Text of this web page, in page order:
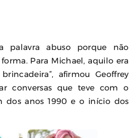
palavra abuso porque não
Para Michael, aquilo era
afirmou Geoffrey
conversas que teve com o
dos anos 1990 e o início dos